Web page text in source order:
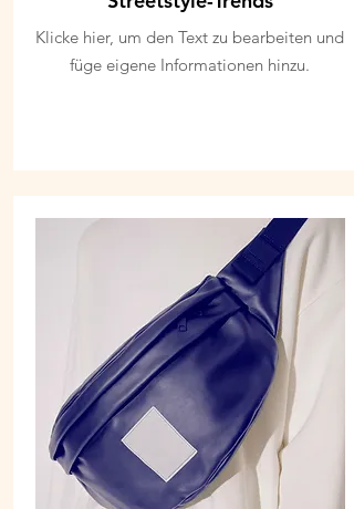
Klicke hier, um den Text zu bearbeiten und
füge eigene Informationen hinzu.